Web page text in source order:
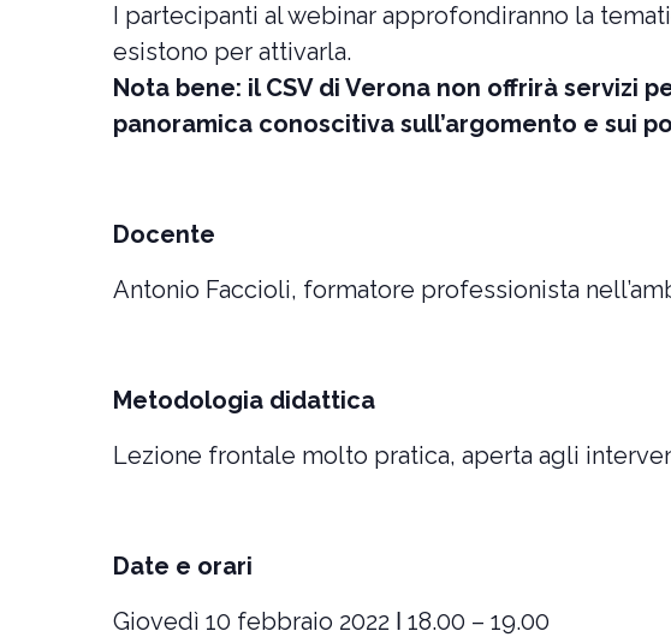
I partecipanti al webinar approfondiranno la
esistono per attivarla.
Nota bene: il CSV di Verona non offrirà servizi
panoramica conoscitiva sull’argomento e sui
Docente
Antonio Faccioli, formatore professionista
Metodologia didattica
Lezione frontale molto pratica, aperta agli
Date e orari
Giovedì 10 febbraio 2022 ǀ 18.00 – 19.00